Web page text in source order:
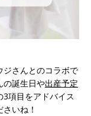
ジさんとのコラボで
の誕生日や出産予定
項目をアドバイス
いね！